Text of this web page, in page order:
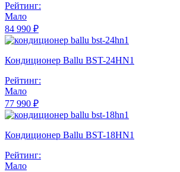
Рейтинг:
Мало
84 990 ₽
Кондиционер Ballu BST-24HN1
Рейтинг:
Мало
77 990 ₽
Кондиционер Ballu BST-18HN1
Рейтинг:
Мало